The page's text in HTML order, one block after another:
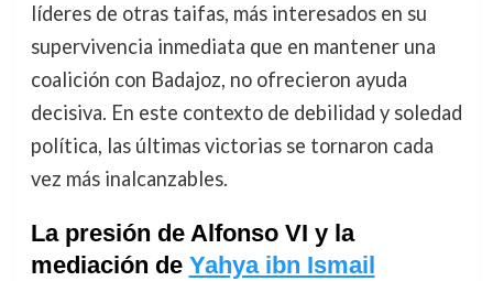
líderes de otras taifas, más interesados en su
supervivencia inmediata que en mantener una
coalición con Badajoz, no ofrecieron ayuda
decisiva. En este contexto de debilidad y soledad
política, las últimas victorias se tornaron cada
vez más inalcanzables.
La presión de Alfonso VI y la
mediación de Yahya ibn Ismail